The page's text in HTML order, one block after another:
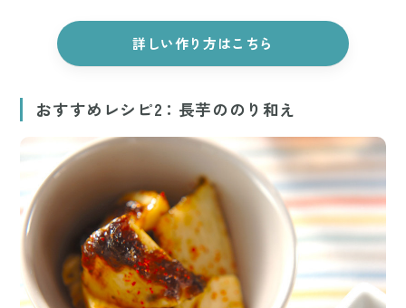
詳しい作り方はこちら
おすすめレシピ2：長芋ののり和え